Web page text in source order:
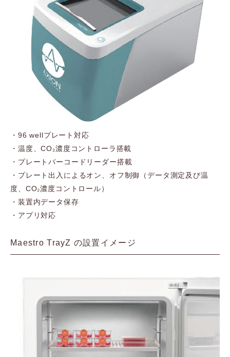
・96 wellプレート対応
・温度、CO₂濃度コントローラ搭載
・プレートバーコードリーダー搭載
・プレート出入によるオン、オフ制御（データ測定及び温
度、CO₂濃度コントロール）
・装置内データ保存
・アプリ対応
Maestro TrayZ の設置イメージ